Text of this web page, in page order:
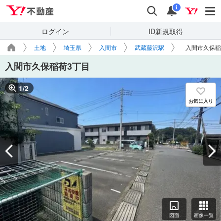
検索 通知
i
ログイン ID新規取得
土地 埼玉県 入間市 武蔵藤沢駅 入間市久保
入間市久保稲荷3丁目
1/2
お気に入り
図面 画像一覧